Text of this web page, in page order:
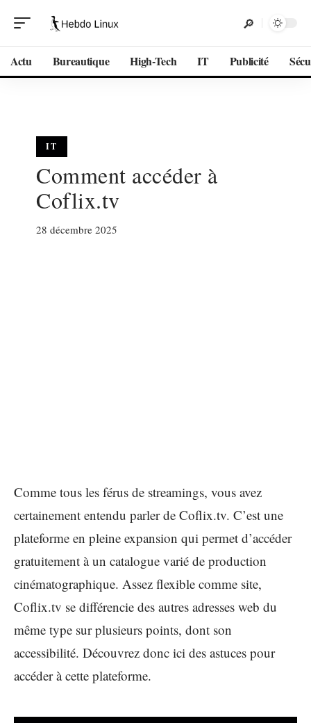
Actu Bureautique High-Tech IT Publicité
IT
Comment accéder à
Coflix.tv
28 décembre 2025
Comme tous les férus de streamings, vous avez
certainement entendu parler de Coflix.tv. C’est une
plateforme en pleine expansion qui permet d’accéder
gratuitement à un catalogue varié de production
cinématographique. Assez flexible comme site,
Coflix.tv se différencie des autres adresses web du
même type sur plusieurs points, dont son
accessibilité. Découvrez donc ici des astuces pour
accéder à cette plateforme.